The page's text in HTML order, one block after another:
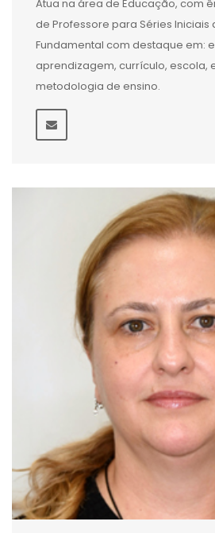
Atua na área de Educação, com
de Professore para Séries Iniciais
Fundamental com destaque em:
aprendizagem, currículo, escola,
metodologia de ensino.